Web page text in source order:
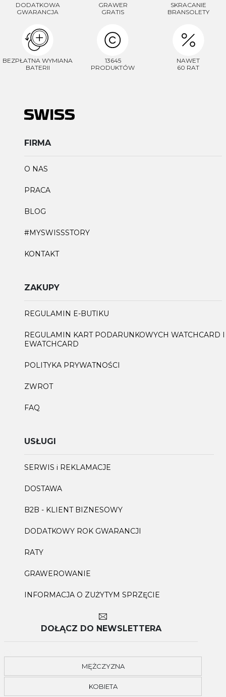
DODATKOWA
GWARANCJA
GRAWER
GRATIS
SKRACANIE
BRANSOLETY
BEZPŁATNA WYMIANA
BATERII
13645
PRODUKTÓW
NAWET
60 RAT
FIRMA
O NAS
PRACA
BLOG
#MYSWISSSTORY
KONTAKT
ZAKUPY
REGULAMIN E-BUTIKU
REGULAMIN KART PODARUNKOWYCH WATCHCARD I
EWATCHCARD
POLITYKA PRYWATNOŚCI
ZWROT
FAQ
USŁUGI
SERWIS i REKLAMACJE
DOSTAWA
B2B - KLIENT BIZNESOWY
DODATKOWY ROK GWARANCJI
RATY
GRAWEROWANIE
INFORMACJA O ZUŻYTYM SPRZĘCIE
DOŁĄCZ DO NEWSLETTERA
MĘŻCZYZNA
KOBIETA